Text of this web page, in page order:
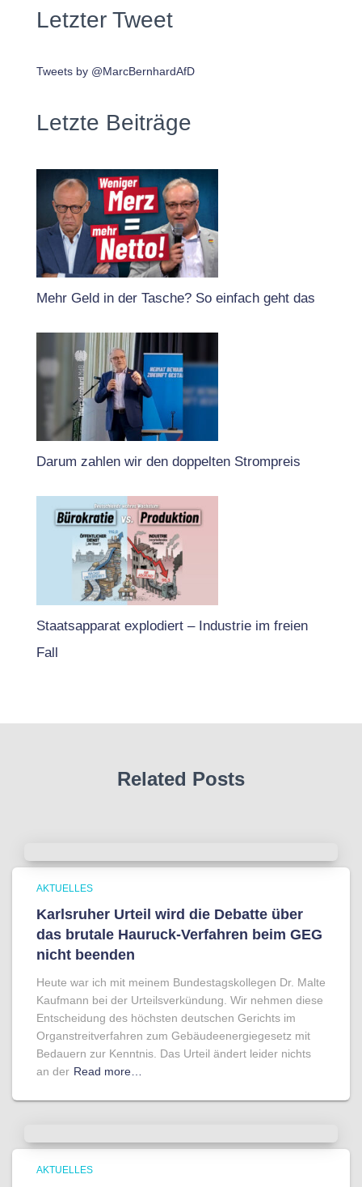
Letzter Tweet
Tweets by @MarcBernhardAfD
Letzte Beiträge
Mehr Geld in der Tasche? So einfach geht das
Darum zahlen wir den doppelten Strompreis
Staatsapparat explodiert – Industrie im freien
Fall
Related Posts
AKTUELLES
Karlsruher Urteil wird die Debatte über
das brutale Hauruck-Verfahren beim GEG
nicht beenden
Heute war ich mit meinem Bundestagskollegen Dr. Malte
Kaufmann bei der Urteilsverkündung. Wir nehmen diese
Entscheidung des höchsten deutschen Gerichts im
Organstreitverfahren zum Gebäudeenergiegesetz mit
Bedauern zur Kenntnis. Das Urteil ändert leider nichts
an der Read more…
AKTUELLES